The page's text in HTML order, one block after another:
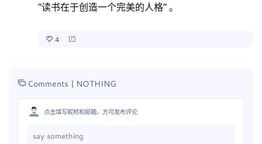
“读书在于创造一个完美的人格” 。
4
Comments | NOTHING
点击填写昵称和邮箱，方可发布评论